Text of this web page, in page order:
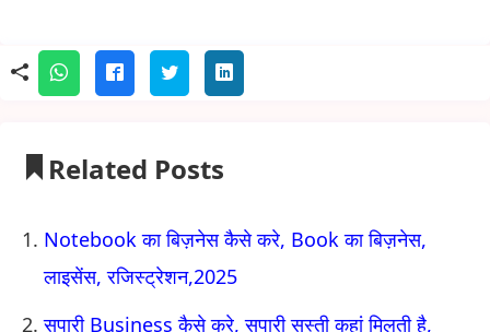
Related Posts
Notebook का बिज़नेस कैसे करे, Book का बिज़नेस,
लाइसेंस, रजिस्ट्रेशन,2025
सुपारी Business कैसे करे, सुपारी सस्ती कहां मिलती है,